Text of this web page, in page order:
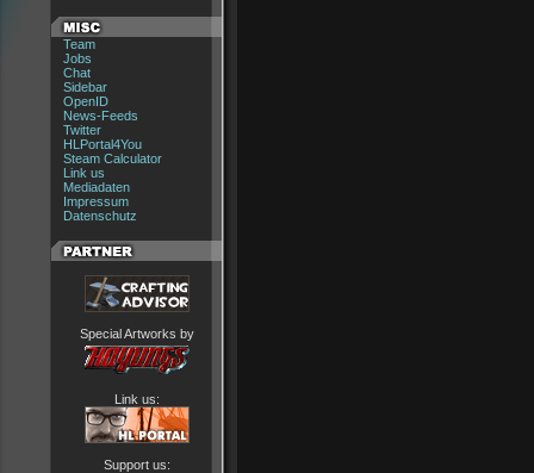
Team
Jobs
Chat
Sidebar
OpenID
News-Feeds
Twitter
HLPortal4You
Steam Calculator
Link us
Mediadaten
Impressum
Datenschutz
Special Artworks by
Link us:
Support us: